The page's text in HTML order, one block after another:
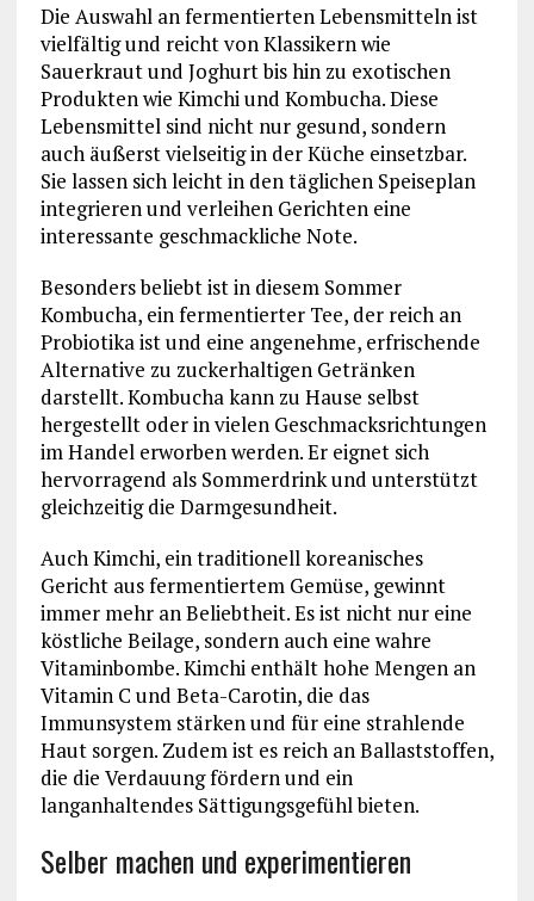
Die Auswahl an fermentierten Lebensmitteln ist
vielfältig und reicht von Klassikern wie
Sauerkraut und Joghurt bis hin zu exotischen
Produkten wie Kimchi und Kombucha. Diese
Lebensmittel sind nicht nur gesund, sondern
auch äußerst vielseitig in der Küche einsetzbar.
Sie lassen sich leicht in den täglichen Speiseplan
integrieren und verleihen Gerichten eine
interessante geschmackliche Note.
Besonders beliebt ist in diesem Sommer
Kombucha, ein fermentierter Tee, der reich an
Probiotika ist und eine angenehme, erfrischende
Alternative zu zuckerhaltigen Getränken
darstellt. Kombucha kann zu Hause selbst
hergestellt oder in vielen Geschmacksrichtungen
im Handel erworben werden. Er eignet sich
hervorragend als Sommerdrink und unterstützt
gleichzeitig die Darmgesundheit.
Auch Kimchi, ein traditionell koreanisches
Gericht aus fermentiertem Gemüse, gewinnt
immer mehr an Beliebtheit. Es ist nicht nur eine
köstliche Beilage, sondern auch eine wahre
Vitaminbombe. Kimchi enthält hohe Mengen an
Vitamin C und Beta-Carotin, die das
Immunsystem stärken und für eine strahlende
Haut sorgen. Zudem ist es reich an Ballaststoffen,
die die Verdauung fördern und ein
langanhaltendes Sättigungsgefühl bieten.
Selber machen und experimentieren